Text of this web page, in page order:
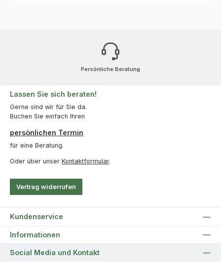
Persönliche Beratung
Lassen Sie sich beraten!
Gerne sind wir für Sie da.
Buchen Sie einfach Ihren
persönlichen Termin
für eine Beratung.
Oder über unser Kontaktformular.
Vertrag widerrufen
Kundenservice
Informationen
Social Media und Kontakt